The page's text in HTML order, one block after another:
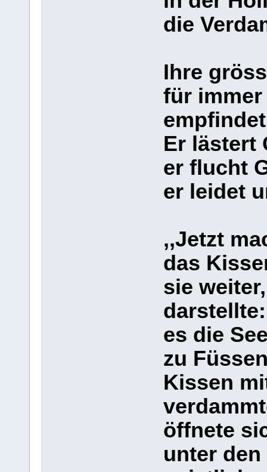
die
Ihre
für
Er lästert
er flucht
er leidet
,,Jetzt
das
sie
es die
zu
Kissen
öffnete
unter